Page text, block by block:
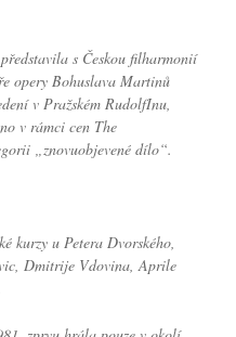
s Českou filharmonií
opery Bohuslava Martinů
v Pražském RudolfInu,
v rámci cen The
„znovuobjevené dílo“.
kurzy u Petera Dvorského,
Dmitrije Vdovina, Aprile